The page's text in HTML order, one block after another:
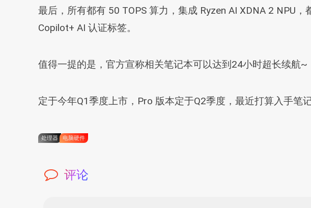
最后，所有都有 50 TOPS 算力，集成 Ryzen AI XDNA 2 NPU
Copilot+ AI 认证标签。
值得一提的是，官方宣称相关笔记本可以达到24小时超长续航~
定于今年Q1季度上市，Pro 版本定于Q2季度，最近打算入手笔
处理器 电脑硬件
评论